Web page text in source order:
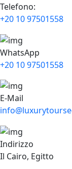
Telefono:
+20 10 97501558
WhatsApp
+20 10 97501558
E-Mail
Indirizzo
Il Cairo, Egitto